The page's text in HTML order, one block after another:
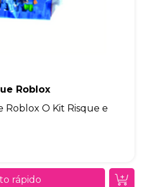
Roblox
Roblox O Kit Risque e
rápido